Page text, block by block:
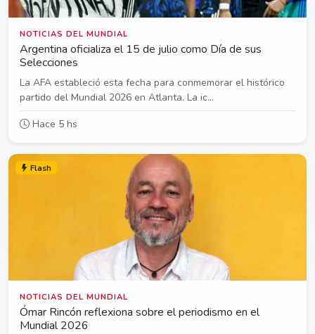
NOTICIAS DEL MUNDIAL
Argentina oficializa el 15 de julio como Día de sus
Selecciones
La AFA estableció esta fecha para conmemorar el histórico
partido del Mundial 2026 en Atlanta. La ic...
Hace 5 hs
Flash
NOTICIAS DEL MUNDIAL
Ómar Rincón reflexiona sobre el periodismo en el
Mundial 2026